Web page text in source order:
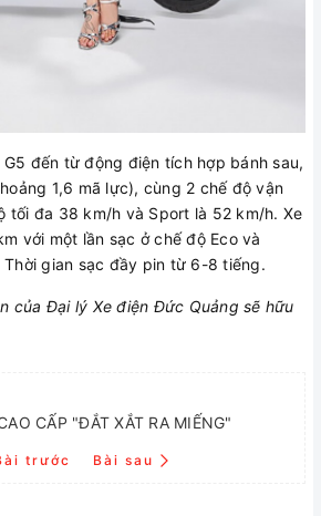
G5 đến từ động điện tích hợp bánh sau,
1,6 mã lực), cùng 2 chế độ vận
tối đa 38 km/h và Sport là 52 km/h. Xe
với một lần sạc ở chế độ Eco và
gian sạc đầy pin từ 6-8 tiếng.
của Đại lý Xe điện Đức Quảng sẽ hữu
CẤP "ĐẮT XẮT RA MIẾNG"
trước Bài sau